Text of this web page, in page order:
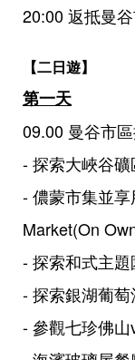
20:00 返抵曼
【二日遊】
第一天
09.00 曼谷市
- 探索大峽谷
- 儂蒙市集並
Market(On
- 探索和式主
- 探索銀湖葡
- 參觀七珍佛